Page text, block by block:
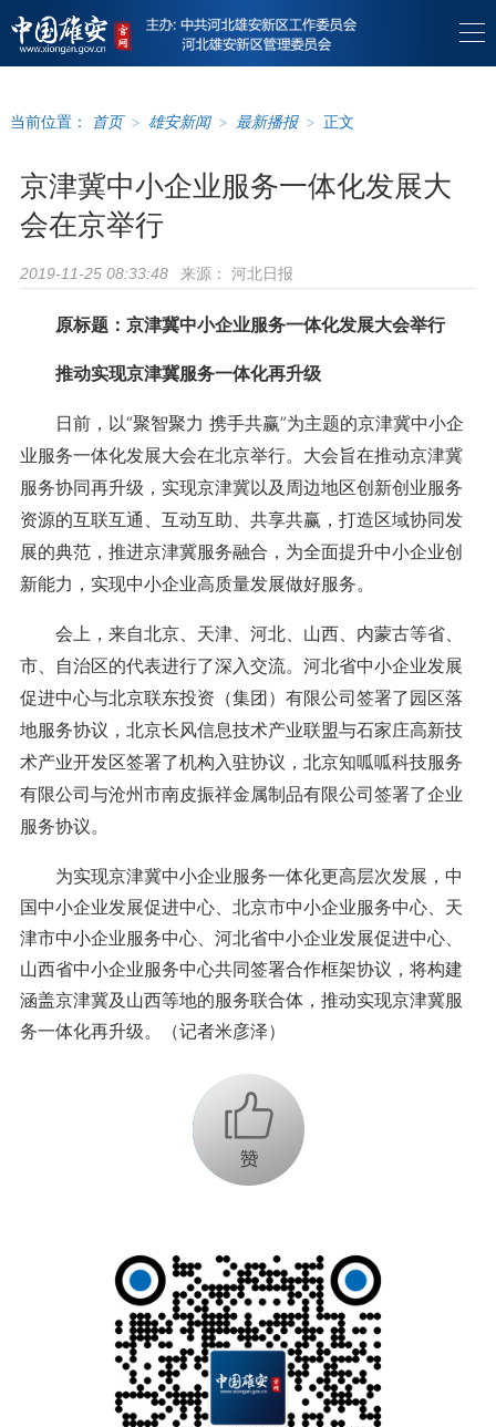
当前位置： 首页 > 雄安新闻 > 最新播报 > 正文
京津冀中小企业服务一体化发展大
会在京举行
2019-11-25 08:33:48 来源： 河北日报
原标题：京津冀中小企业服务一体化发展大会举行
推动实现京津冀服务一体化再升级
日前，以“聚智聚力 携手共赢”为主题的京津冀中小企
业服务一体化发展大会在北京举行。大会旨在推动京津冀
服务协同再升级，实现京津冀以及周边地区创新创业服务
资源的互联互通、互动互助、共享共赢，打造区域协同发
展的典范，推进京津冀服务融合，为全面提升中小企业创
新能力，实现中小企业高质量发展做好服务。
会上，来自北京、天津、河北、山西、内蒙古等省、
市、自治区的代表进行了深入交流。河北省中小企业发展
促进中心与北京联东投资（集团）有限公司签署了园区落
地服务协议，北京长风信息技术产业联盟与石家庄高新技
术产业开发区签署了机构入驻协议，北京知呱呱科技服务
有限公司与沧州市南皮振祥金属制品有限公司签署了企业
服务协议。
为实现京津冀中小企业服务一体化更高层次发展，中
国中小企业发展促进中心、北京市中小企业服务中心、天
津市中小企业服务中心、河北省中小企业发展促进中心、
山西省中小企业服务中心共同签署合作框架协议，将构建
涵盖京津冀及山西等地的服务联合体，推动实现京津冀服
务一体化再升级。（记者米彦泽）
+1